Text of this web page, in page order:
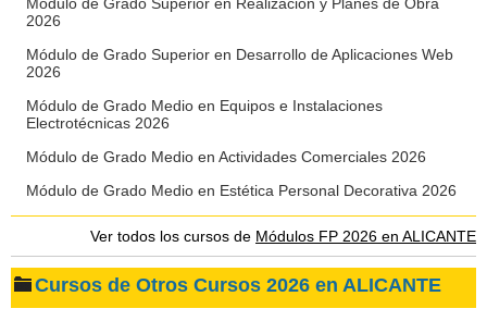
2026
Módulo de Grado Superior en Desarrollo de Aplicaciones Web
2026
Módulo de Grado Medio en Equipos e Instalaciones
Electrotécnicas 2026
Módulo de Grado Medio en Actividades Comerciales 2026
Módulo de Grado Medio en Estética Personal Decorativa 2026
Ver todos los cursos de Módulos FP 2026 en ALICANTE
Cursos de Otros Cursos 2026 en ALICANTE